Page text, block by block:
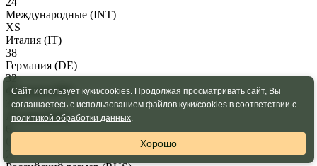
Международные (INT)
XS
Италия (IT)
38
Германия (DE)
32
Франция(FR)
34
Англия(UK)
Сайт использует куки/cookies. Продолжая просматривать сайт, Вы
соглашаетесь с использованием файлов куки/cookies в соответствии с
политикой обработки данных.
Хорошо